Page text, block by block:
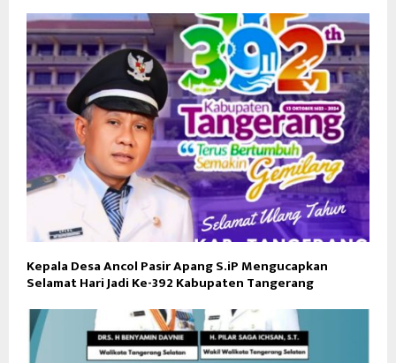
Kepala Desa Ancol Pasir Apang S.iP Mengucapkan
Selamat Hari Jadi Ke-392 Kabupaten Tangerang